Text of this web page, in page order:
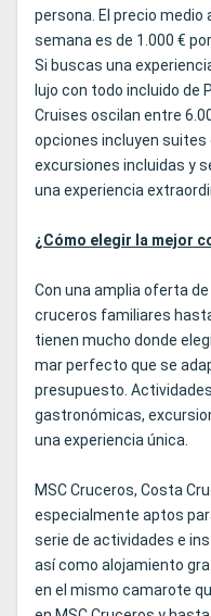
persona. El precio medio
semana es de 1.000 €
Si buscas una
lujo con todo incluido de
Cruises oscilan entre
opciones incluyen suites
excursiones incluidas y
una experiencia
¿Cómo elegir la mejor
Con una amplia oferta
cruceros familiares
tienen mucho donde
mar perfecto que se
presupuesto.
gastronómicas,
una experiencia única.
MSC Cruceros, Costa
especialmente aptos
serie de actividades e
así como alojamiento
en el mismo camarote